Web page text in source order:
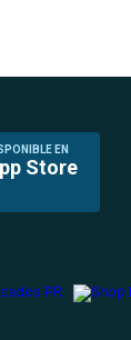
EN
Store